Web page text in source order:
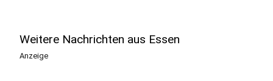
Weitere Nachrichten aus Essen
Anzeige